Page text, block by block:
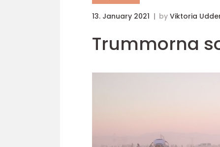
13. January 2021 by Viktoria
Trummorna